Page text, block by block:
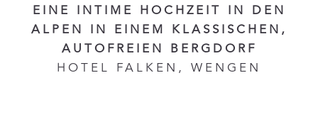
EINE INTIME HOCHZEIT IN DEN
ALPEN IN EINEM KLASSISCHEN,
AUTOFREIEN BERGDORF
HOTEL FALKEN, WENGEN